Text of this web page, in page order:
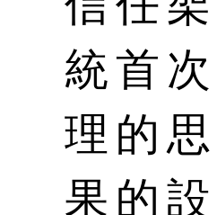
統首
理的
果的